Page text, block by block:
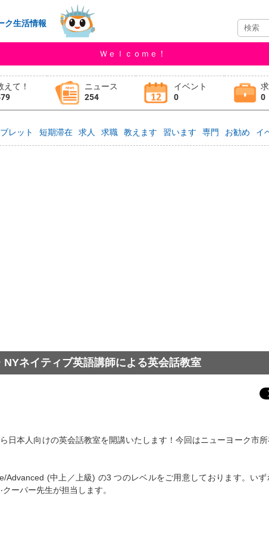
ク生活情報
Ｗｅｌｃｏｍｅ！
えて！
ニュース
254
イベント
0
0
レット 短期滞在 求人 求職 教えます 習います 専門 お勧め イ
NYネイティブ英語講師による英会話教室
日本人向けの英会話教室を開講いたします！今回はニューヨーク市
(中上／上級) の3 つのレベルをご用意しております。いず
ーパー先⽣が担当します。